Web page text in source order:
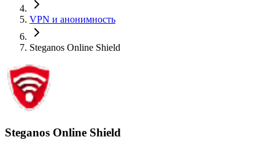
VPN и анонимность
Steganos Online Shield
Steganos Online Shield